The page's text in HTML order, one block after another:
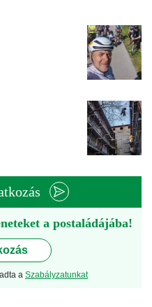
a postaládájába!
a Szabályzatunkat